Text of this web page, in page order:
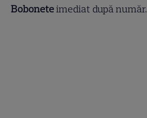
Boboneteimediat după număr.